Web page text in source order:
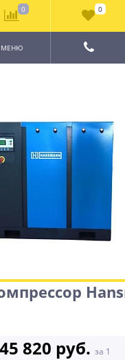
МЕНЮ
820 руб. за 1
0 0